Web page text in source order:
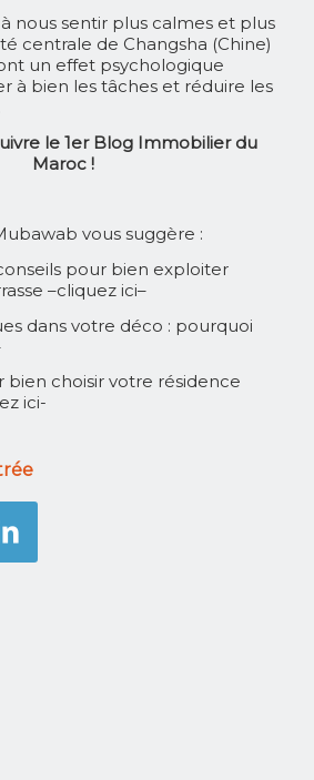
nous sentir plus calmes et plus
centrale de Changsha (Chine)
un effet psychologique
à bien les tâches et réduire les
le 1er Blog Immobilier du
Maroc !
vous suggère :
pour bien exploiter
–cliquez ici–
dans votre déco : pourquoi
bien choisir votre résidence
ici-